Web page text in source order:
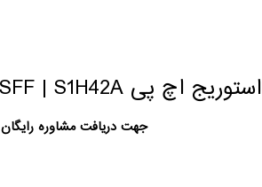
استوریج اچ پی HPE MSA 2070 16Gb Fibre Channel SFF | S1H42A
جهت دریافت مشاوره